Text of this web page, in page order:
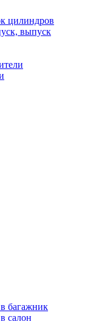
цилиндров
выпуск
багажник
салон